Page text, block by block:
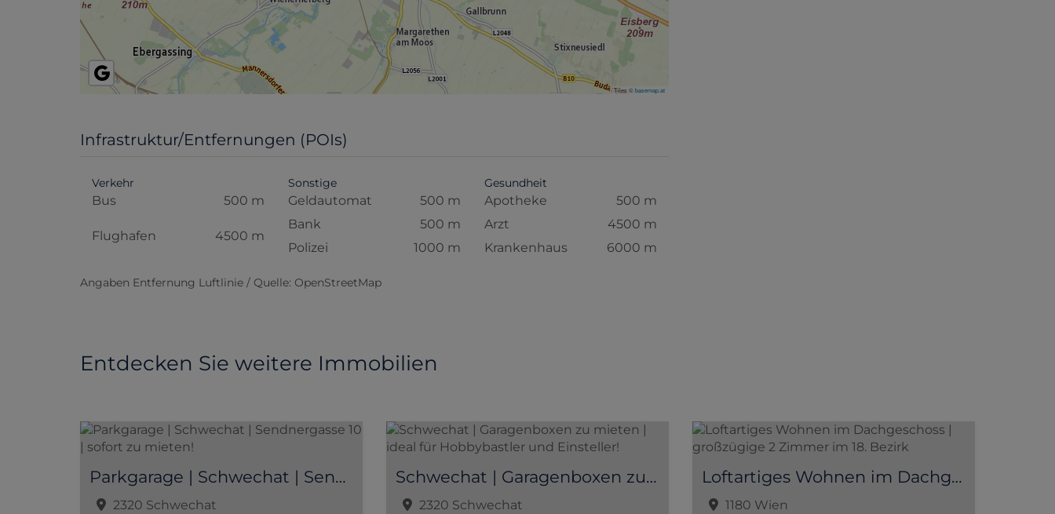
Tiles ©basemap.at
Infrastruktur/Entfernungen (POIs)
Verkehr
Bus 500 m
Flughafen 4500 m
Sonstige
Geldautomat
500 m
Bank
500 m
Polizei
1000 m
Gesundheit
Apotheke
500 m
Arzt
4500 m
Krankenhaus
6000 m
Angaben Entfernung Luftlinie / Quelle: OpenStreetMap
Entdecken Sie weitere Immobilien
Parkgarage | Schwechat | Sendnergasse 10 | sofort zu mieten!
2320 Schwechat
Schwechat | Garagenboxen zu mieten | ideal für Hobbybastler und Einsteller!
2320 Schwechat
Loftartiges Wohnen im Dachgeschoss | großzügige 2 Zimmer im 18. Bezirk
1180 Wien